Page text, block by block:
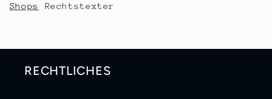
Shops
Rechtstexter
RECHTLICHES